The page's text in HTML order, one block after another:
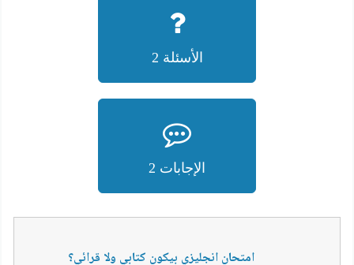
الأسئلة 2
الإجابات 2
امتحان انجليزي بيكون كتابي ولا قرائي؟